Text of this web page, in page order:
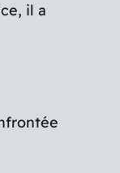
il a